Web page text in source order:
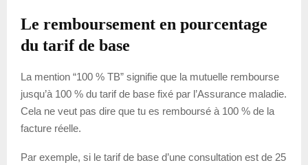
Le remboursement en pourcentage
du tarif de base
La mention “100 % TB” signifie que la mutuelle rembourse
jusqu’à 100 % du tarif de base fixé par l’Assurance maladie.
Cela ne veut pas dire que tu es remboursé à 100 % de la
facture réelle.
Par exemple, si le tarif de base d’une consultation est de 25